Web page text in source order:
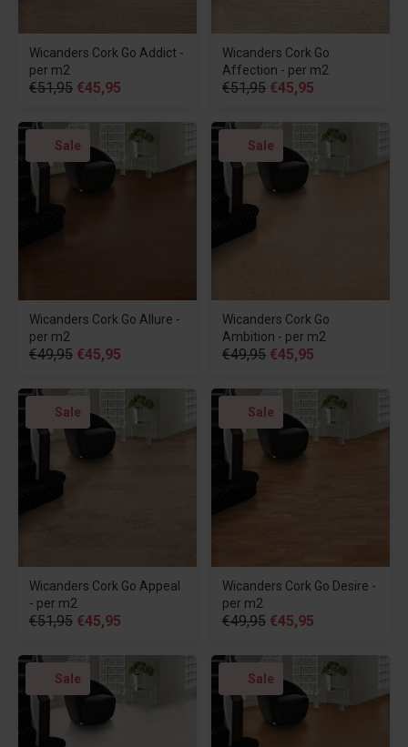
Wicanders Cork Go Addict -
per m2
€51,95 €45,95
Wicanders Cork Go
Affection - per m2
€51,95 €45,95
Sale
Wicanders Cork Go Allure -
per m2
€49,95 €45,95
Sale
Wicanders Cork Go
Ambition - per m2
€49,95 €45,95
Sale
Wicanders Cork Go Appeal
- per m2
€51,95 €45,95
Sale
Wicanders Cork Go Desire -
per m2
€49,95 €45,95
Sale Sale